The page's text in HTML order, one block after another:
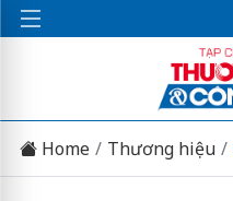
Home Thương hiệu